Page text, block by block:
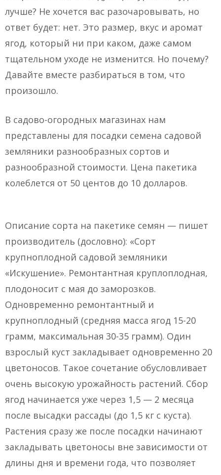
лучше? Не хочется вас разочаровывать, но
ответ будет: нет. Это размер, вкус и аромат
ягод, который ни при каком, даже самом
тщательном уходе не изменится. Но почему?
Давайте вместе разбираться в том, что
произошло.
В садово-огородных магазинах нам
представлены для посадки семена садовой
земляники разнообразных сортов и
разнообразной стоимости. Цена пакетика
колеблется от 50 центов до 10 долларов.
Описание сорта на пакетике семян — пишет
производитель (дословно): «Сорт
крупноплодной садовой земляники
«Искушение». Ремонтантная круплоплодная,
плодоносит с мая до заморозков.
Одновременно ремонтантный и
крупноплодный (средняя масса ягод 15-20
грамм, максимальная 30-35 грамм). Один
взрослый куст закладывает одновременно 20
цветоносов. Такое сочетание обусловливает
очень высокую урожайность растений. Сбор
ягод начинается уже через 1,5 — 2 месяца
после высадки рассады (до 1,5 кг с куста).
Растения сразу же после посадки начинают
закладывать цветоносы вне зависимости от
длины дня и времени года, что позволяет